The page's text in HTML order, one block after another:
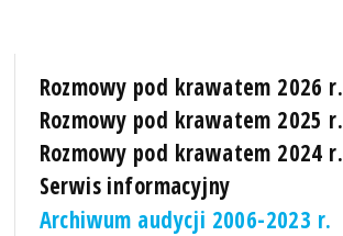
Rozmowy pod krawatem 2026 r.
Rozmowy pod krawatem 2025 r.
Rozmowy pod krawatem 2024 r.
Serwis informacyjny
Archiwum audycji 2006-2023 r.